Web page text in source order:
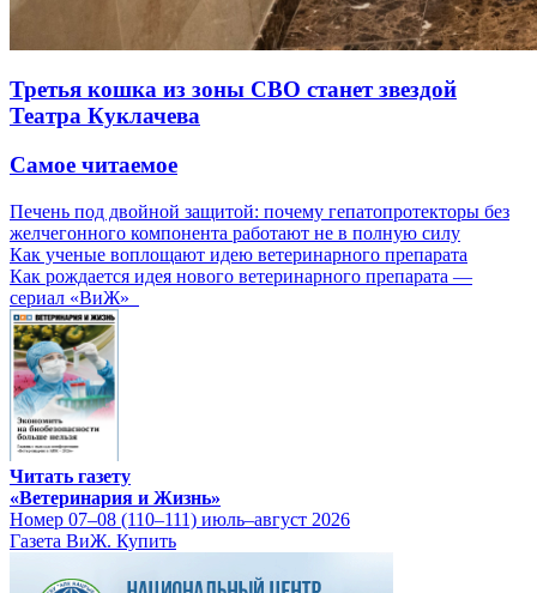
Третья кошка из зоны СВО станет звездой
Театра Куклачева
Самое читаемое
Печень под двойной защитой: почему гепатопротекторы без
желчегонного компонента работают не в полную силу
Как ученые воплощают идею ветеринарного препарата
Как рождается идея нового ветеринарного препарата —
сериал «ВиЖ»
Читать газету
«Ветеринария и Жизнь»
Номер 07–08 (110–111) июль–август 2026
Газета ВиЖ. Купить